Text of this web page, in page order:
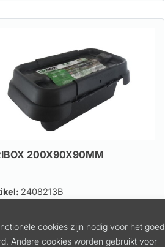
200X90X90MM
2408213B
excl. btw
cookies zijn nodig voor het goed
Andere cookies worden gebruikt voor